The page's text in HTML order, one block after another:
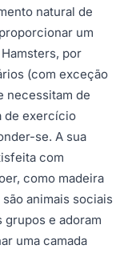
natural de
um
por
(com exceção
necessitam de
de exercício
se. A sua
com
como madeira
animais sociais
grupos e adoram
uma camada